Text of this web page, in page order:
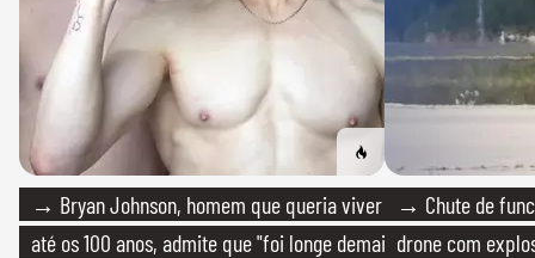
→ Bryan Johnson, homem que queria viver
até os 100 anos, admite que "foi longe demais
→ Chute de
drone com